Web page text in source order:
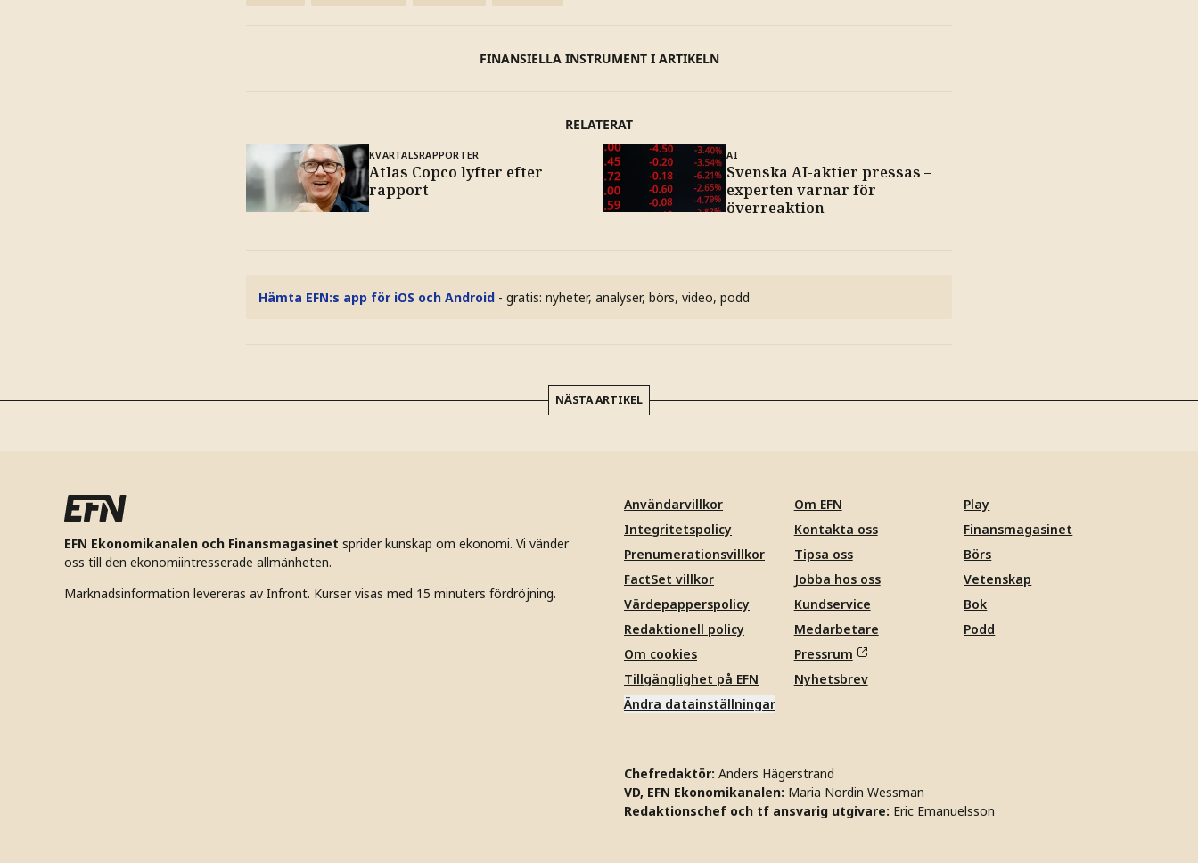
FINANSIELLA INSTRUMENT I ARTIKELN
RELATERAT
KVARTALSRAPPORTER
Atlas Copco lyfter efter
rapport
AI
Svenska AI-aktier pressas –
experten varnar för
överreaktion
Hämta EFN:s app för iOS och Android - gratis: nyheter, analyser, börs, video, podd
NÄSTA ARTIKEL
EFN Ekonomikanalen och Finansmagasinet sprider kunskap om ekonomi. Vi vänder
oss till den ekonomiintresserade allmänheten.
Marknadsinformation levereras av Infront. Kurser visas med 15 minuters fördröjning.
Användarvillkor
Integritetspolicy
Prenumerationsvillkor
FactSet villkor
Värdepapperspolicy
Redaktionell policy
Om cookies
Tillgänglighet på EFN
Ändra datainställningar
Om EFN
Kontakta oss
Tipsa oss
Jobba hos oss
Kundservice
Medarbetare
Pressrum
Nyhetsbrev
Play
Finansmagasinet
Börs
Vetenskap
Bok
Podd
Chefredaktör: Anders Hägerstrand
VD, EFN Ekonomikanalen: Maria Nordin Wessman
Redaktionschef och tf ansvarig utgivare: Eric Emanuelsson